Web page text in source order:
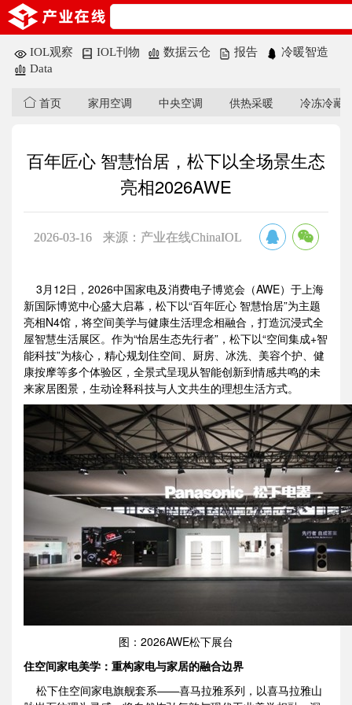
IOL观察 IOL刊物 数据云仓 报告
冷暖智造
Data
首页 家用空调 中央空调 供热采暖 冷冻冷藏
百年匠心 智慧怡居，松下以全场景生态
亮相2026AWE
2026-03-16 来源：产业在线ChinaIOL
3月12日，2026中国家电及消费电子博览会（AWE）于上海
新国际博览中心盛大启幕，松下以“百年匠心 智慧怡居”为主题
亮相N4馆，将空间美学与健康生活理念相融合，打造沉浸式全
屋智慧生活展区。作为“怡居生态先行者”，松下以“空间集成+智
能科技”为核心，精心规划住空间、厨房、冰洗、美容个护、健
康按摩等多个体验区，全景式呈现从智能创新到情感共鸣的未
来家居图景，生动诠释科技与人文共生的理想生活方式。
图：2026AWE松下展台
住空间家电美学：重构家电与家居的融合边界
松下住空间家电旗舰套系——喜马拉雅系列，以喜马拉雅山